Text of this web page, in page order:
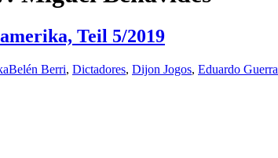
Teil 5/2019
Belén Berri, Dictadores, Dijon Jogos, Eduardo Guerra